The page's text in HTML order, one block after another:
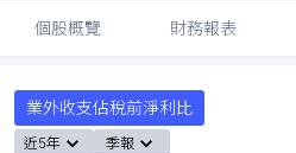
個股概覽 財務報表
業外收支佔稅前淨利比
近5年 季報